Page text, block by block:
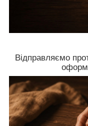
Відправляємо